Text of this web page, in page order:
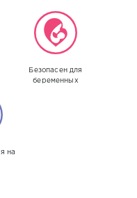
санскрин
водонепроницаемые
не гарантируют
с водой.
Palmitate, Glyceryl
Cinnamal, Limonene,
77491, Ci 77492.
Безопасен для
беременных
на